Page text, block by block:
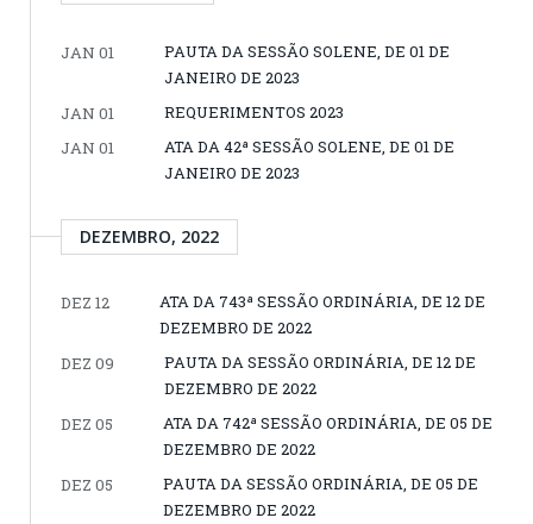
JAN 01
PAUTA DA SESSÃO SOLENE, DE 01 DE
JANEIRO DE 2023
JAN 01
REQUERIMENTOS 2023
JAN 01
ATA DA 42ª SESSÃO SOLENE, DE 01 DE
JANEIRO DE 2023
DEZEMBRO, 2022
DEZ 12
ATA DA 743ª SESSÃO ORDINÁRIA, DE 12 DE
DEZEMBRO DE 2022
DEZ 09
PAUTA DA SESSÃO ORDINÁRIA, DE 12 DE
DEZEMBRO DE 2022
DEZ 05
ATA DA 742ª SESSÃO ORDINÁRIA, DE 05 DE
DEZEMBRO DE 2022
DEZ 05
PAUTA DA SESSÃO ORDINÁRIA, DE 05 DE
DEZEMBRO DE 2022